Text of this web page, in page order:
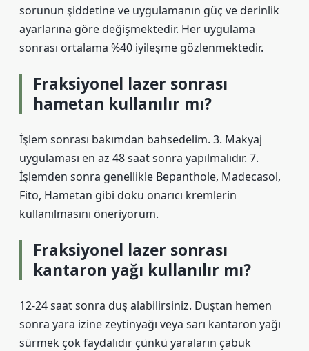
sorunun şiddetine ve uygulamanın güç ve derinlik
ayarlarına göre değişmektedir. Her uygulama
sonrası ortalama %40 iyileşme gözlenmektedir.
Fraksiyonel lazer sonrası
hametan kullanılır mı?
İşlem sonrası bakımdan bahsedelim. 3. Makyaj
uygulaması en az 48 saat sonra yapılmalıdır. 7.
İşlemden sonra genellikle Bepanthole, Madecasol,
Fito, Hametan gibi doku onarıcı kremlerin
kullanılmasını öneriyorum.
Fraksiyonel lazer sonrası
kantaron yağı kullanılır mı?
12-24 saat sonra duş alabilirsiniz. Duştan hemen
sonra yara izine zeytinyağı veya sarı kantaron yağı
sürmek çok faydalıdır çünkü yaraların çabuk